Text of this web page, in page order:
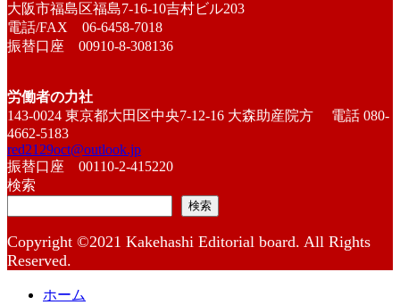
大阪市福島区福島7-16-10吉村ビル203
電話/FAX 06-6458-7018
振替口座 00910-8-308136
労働者の力社
143-0024 東京都大田区中央7-12-16 大森助産院方 電話 080-
4662-5183
red2129oct@outlook.jp
振替口座 00110-2-415220
検索
検索
Copyright ©2021 Kakehashi Editorial board. All Rights
Reserved.
ホーム